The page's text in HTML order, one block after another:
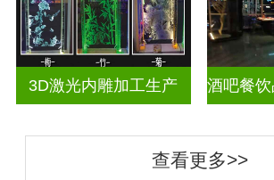
3D激光内雕加工生产
查看更多>>